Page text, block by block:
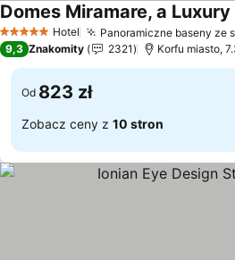
5 KategoriaHotel Panoramiczne baseny ze
Wyświetl ceny
9,3 Znakomity 2321 Korfu miasto,
Od 823 zł
Zobacz ceny z 10 stron